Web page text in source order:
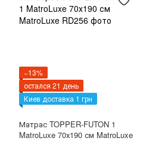
−13%
остался 21 день
Киев доставка 1 грн
Матрас TOPPER-FUTON 1
MatroLuxe 70х190 см MatroLuxe